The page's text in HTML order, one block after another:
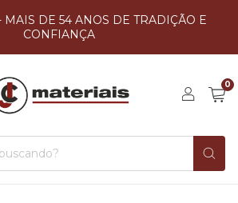
MAIS DE 54 ANOS DE TRADIÇÃO E
CONFIANÇA
0